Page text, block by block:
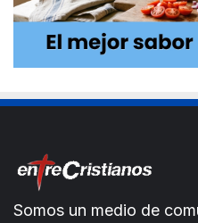
Somos un medio de